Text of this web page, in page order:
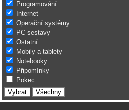
Programování
Internet
Operační systémy
PC sestavy
Ostatní
Mobily a tablety
Notebooky
Připomínky
Pokec